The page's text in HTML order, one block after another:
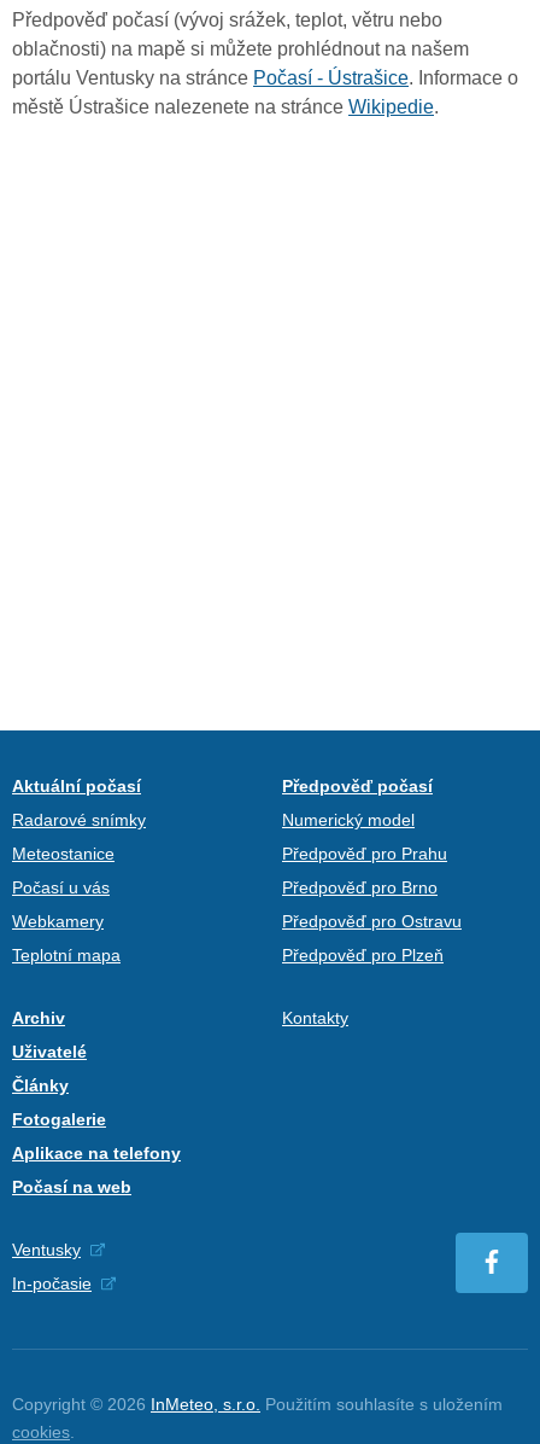
Předpověď počasí (vývoj srážek, teplot, větru nebo
oblačnosti) na mapě si můžete prohlédnout na našem
portálu Ventusky na stránce Počasí - Ústrašice. Informace o
městě Ústrašice nalezenete na stránce Wikipedie.
Aktuální počasí
Radarové snímky
Meteostanice
Počasí u vás
Webkamery
Teplotní mapa
Předpověď počasí
Numerický model
Předpověď pro Prahu
Předpověď pro Brno
Předpověď pro Ostravu
Předpověď pro Plzeň
Archiv
Uživatelé
Články
Fotogalerie
Aplikace na telefony
Počasí na web
Kontakty
Ventusky
In-počasie
Copyright © 2026 InMeteo, s.r.o. Použitím souhlasíte s uložením
cookies